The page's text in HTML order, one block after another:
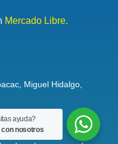
Mercado Libre.
Miguel Hidalgo,
ayuda?
con nosotros